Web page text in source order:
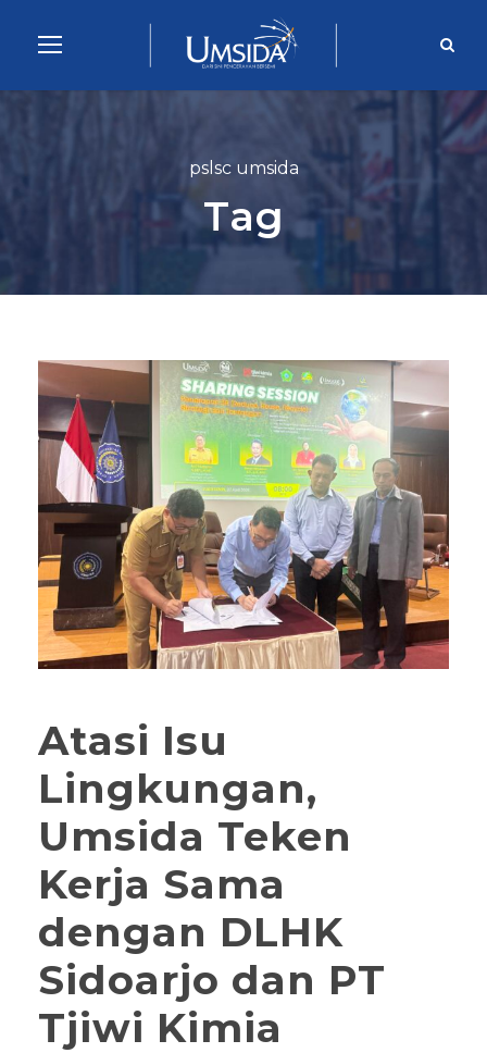
pslsc umsida
Tag
Atasi Isu
Lingkungan,
Umsida Teken
Kerja Sama
dengan DLHK
Sidoarjo dan PT
Tjiwi Kimia